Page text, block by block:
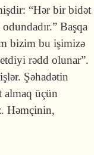
“Hər bir bidət
Başqa
bizim bu işimizə
rədd olunar”.
Şəhadətin
almaq üçün
Həmçinin,